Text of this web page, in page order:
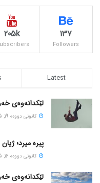
137
Followers
205k
Latest
لێکدانەوەی
كانونی دووه‌م 19, 2025
پیره میرد؛
كانونی دووه‌م 16, 2025
لێکدانەوەی